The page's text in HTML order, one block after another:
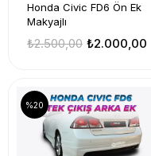
Honda Civic FD6 Ön Ek
Makyajlı
₺2.000,00
₺2.500,00
%20